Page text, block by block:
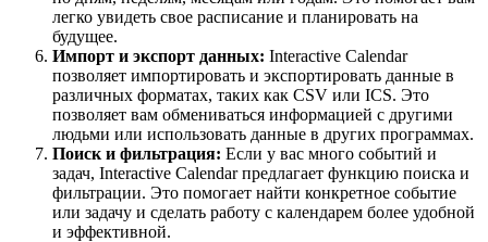
легко увидеть свое расписание и планировать на
будущее.
Импорт и экспорт данных: Interactive Calendar
позволяет импортировать и экспортировать данные в
различных форматах, таких как CSV или ICS. Это
позволяет вам обмениваться информацией с другими
людьми или использовать данные в других программах.
Поиск и фильтрация: Если у вас много событий и
задач, Interactive Calendar предлагает функцию поиска и
фильтрации. Это помогает найти конкретное событие
или задачу и сделать работу с календарем более удобной
и эффективной.